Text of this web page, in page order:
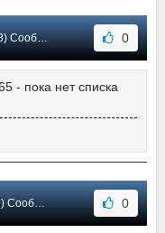
#112 0
- пока нет списка
#111 0